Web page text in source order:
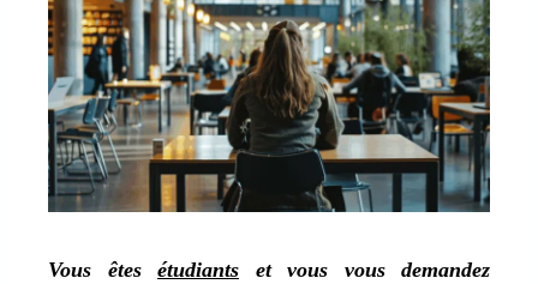
Vous êtes étudiants et vous vous demandez